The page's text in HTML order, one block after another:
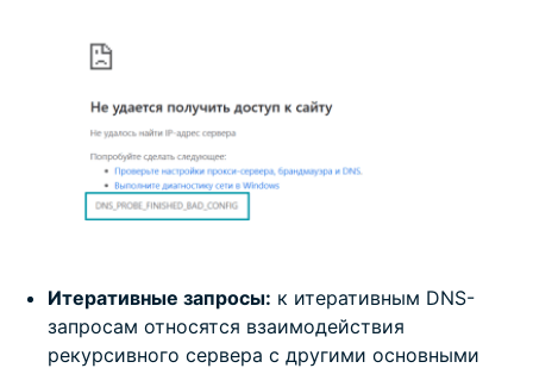
Итеративные запросы: к итеративным DNS-
запросам относятся взаимодействия
рекурсивного сервера с другими основными